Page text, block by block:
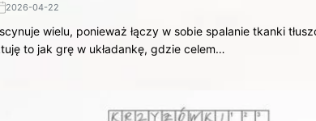
2026-04-22
wielu, ponieważ łączy w sobie spalanie tkanki
to jak grę w układankę, gdzie celem…